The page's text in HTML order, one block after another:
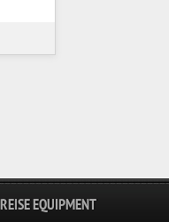
REISE EQUIPMENT